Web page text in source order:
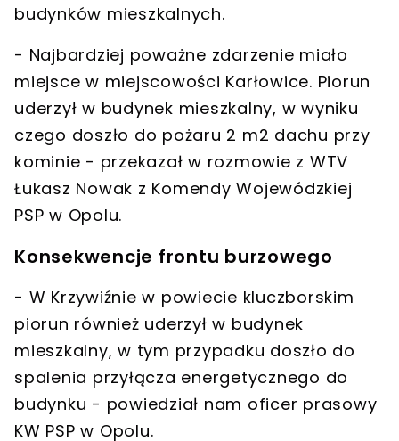
budynków mieszkalnych.
- Najbardziej poważne zdarzenie miało
miejsce w miejscowości Karłowice. Piorun
uderzył w budynek mieszkalny, w wyniku
czego doszło do pożaru 2 m2 dachu przy
kominie - przekazał w rozmowie z WTV
Łukasz Nowak z Komendy Wojewódzkiej
PSP w Opolu.
Konsekwencje frontu burzowego
- W Krzywiźnie w powiecie kluczborskim
piorun również uderzył w budynek
mieszkalny, w tym przypadku doszło do
spalenia przyłącza energetycznego do
budynku - powiedział nam oficer prasowy
KW PSP w Opolu.